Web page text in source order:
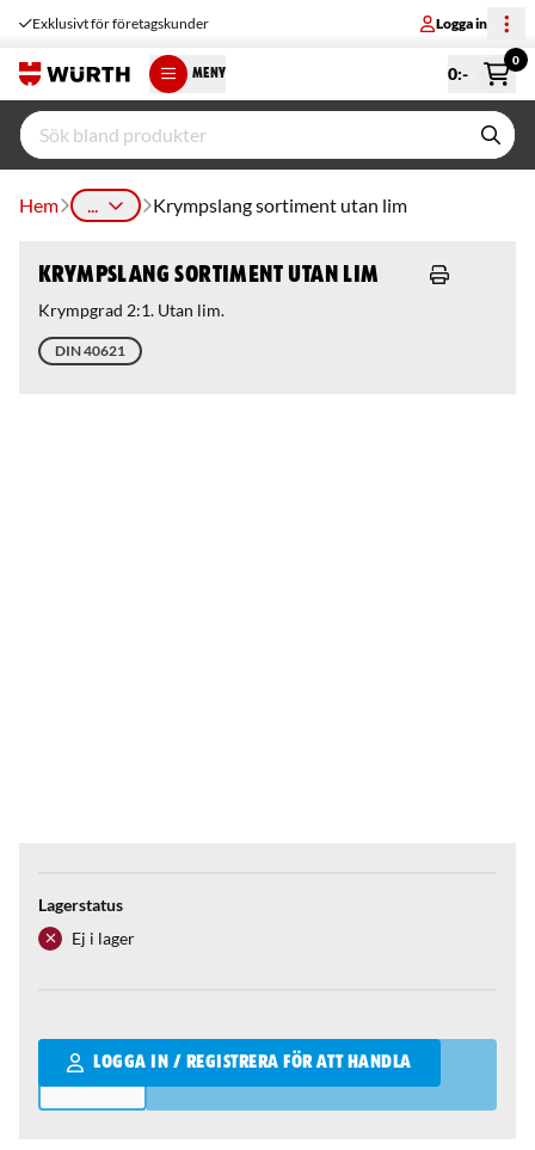
Exklusivt för företagskunder Logga in
MENY 0:-
0
Hem ... Krympslang sortiment utan lim
Krympslang sortiment utan lim
Krympgrad 2:1. Utan lim.
DIN 40621
Lagerstatus
Ej i lager
LOGGA IN / REGISTRERA FÖR ATT HANDLA
Qantity